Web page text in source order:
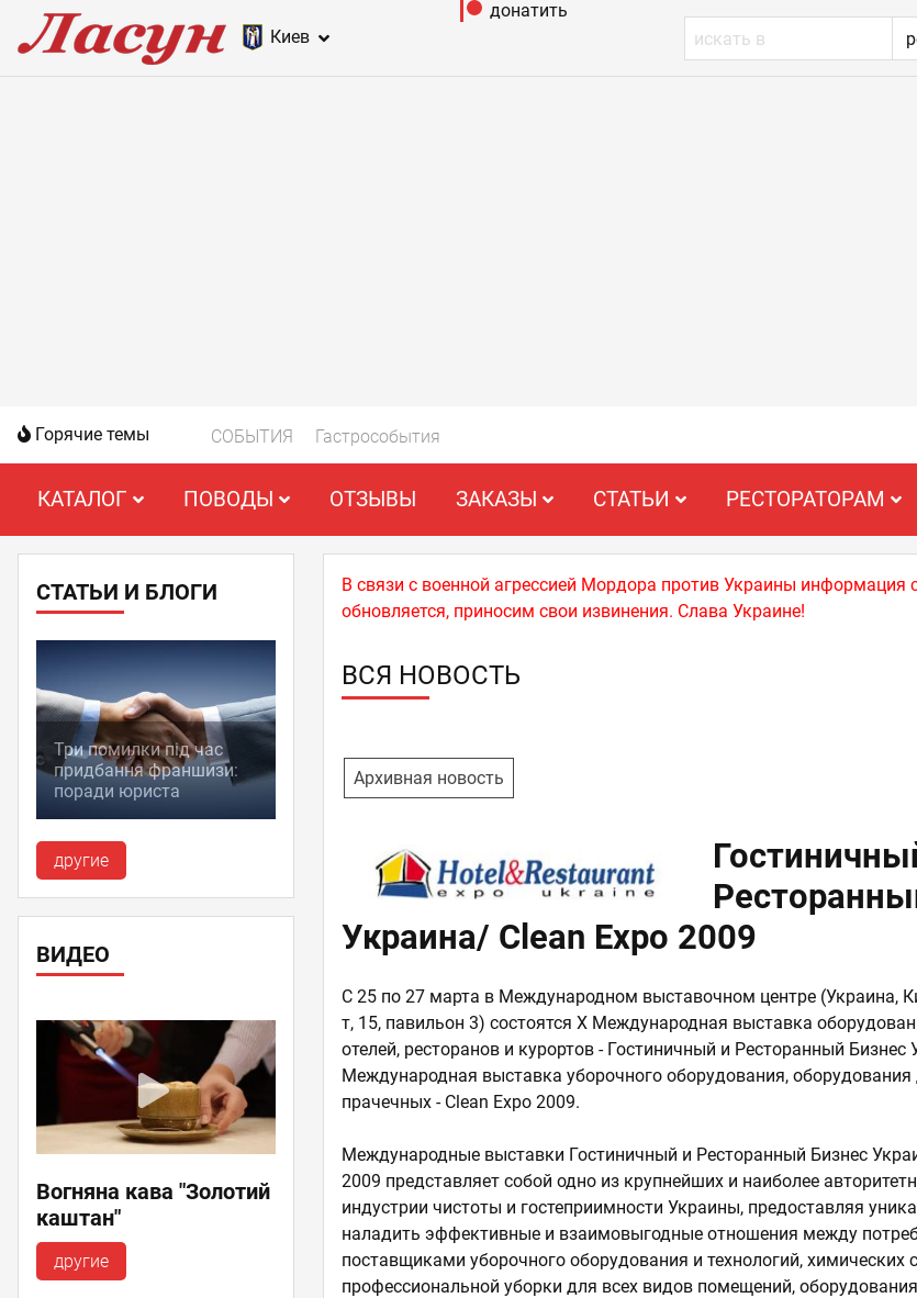
Киев
донатить
Горячие темы СОБЫТИЯ Гастрособытия
КАТАЛОГ ПОВОДЫ ОТЗЫВЫ ЗАКАЗЫ СТАТЬИ РЕСТОРАТОРАМ
СТАТЬИ И БЛОГИ
Три помилки під час
придбання франшизи:
поради юриста
другие
ВИДЕО
Вогняна кава "Золотий
каштан"
другие
В связи с военной агрессией Мордора против Украины информация
обновляется, приносим свои извинения. Слава Украине!
ВСЯ НОВОСТЬ
Архивная новость
Украина/ Clean Expo 2009
С 25 по 27 марта в Международном выставочном центре (Украина,
т, 15, павильон 3) состоятся X Международная выставка
отелей, ресторанов и курортов - Гостиничный и Ресторанный Бизнес
Международная выставка уборочного оборудования, оборудования
прачечных - Clean Expo 2009.
Международные выставки Гостиничный и Ресторанный Бизнес
2009 представляет собой одно из крупнейших и наиболее
индустрии чистоты и гостеприимности Украины, предоставляя
наладить эффективные и взаимовыгодные отношения между
поставщиками уборочного оборудования и технологий, химических
профессиональной уборки для всех видов помещений,